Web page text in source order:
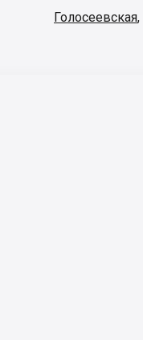
Голосеевская,